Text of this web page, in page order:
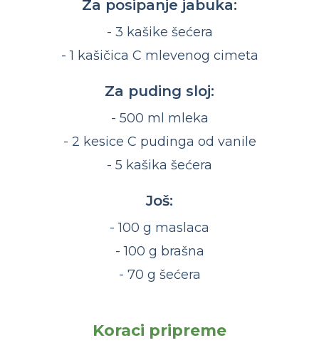
Za posipanje jabuka:
- 3 kašike šećera
- 1 kašičica C mlevenog cimeta
Za puding sloj:
- 500 ml mleka
- 2 kesice C pudinga od vanile
- 5 kašika šećera
Još:
- 100 g maslaca
- 100 g brašna
- 70 g šećera
Koraci pripreme